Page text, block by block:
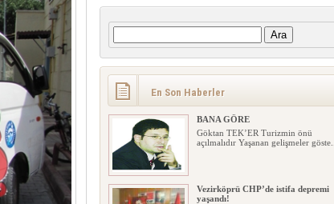
Arama:
En Son Haberler
BANA GÖRE
Göktan TEK’ER Turizmin önü
açılmalıdır Yaşanan gelişmeler göste...
Vezirköprü CHP’de istifa depremi
yaşandı!